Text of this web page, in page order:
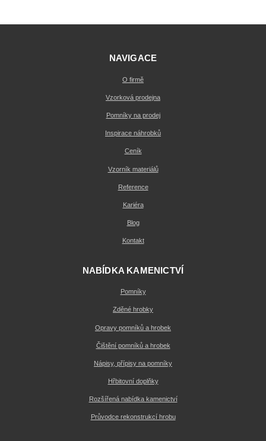
NAVIGACE
O firmě
Vzorková prodejna
Pomníky na prodej
Inspirace náhrobků
Ceník
Vzorník materiálů
Reference
Kariéra
Blog
Kontakt
NABÍDKA KAMENICTVÍ
Pomníky
Zděné hrobky
Opravy pomníků a hrobek
Čištění pomníků a hrobek
Nápisy, přípisy na pomníky
Hřbitovní doplňky
Rozšířená nabídka kamenictví
Průvodce rekonstrukcí hrobu